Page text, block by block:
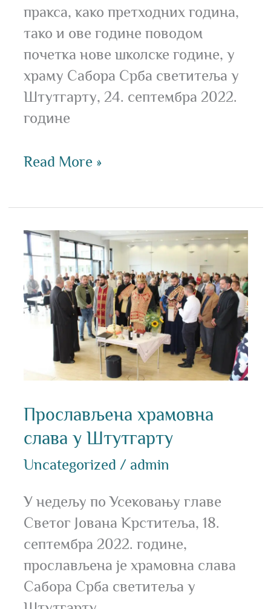
пракса, како претходних година,
тако и ове године поводом
почетка нове школске године, у
храму Сабора Срба светитеља у
Штутгарту, 24. септембра 2022.
године
Read More »
Прослављена храмовна
слава у Штутгарту
Uncategorized / admin
У недељу по Усековању главе
Светог Јована Крститеља, 18.
септембра 2022. године,
прослављена је храмовна слава
Сабора Срба светитеља у
Прослављена
храмовна
слава
у
Штутгарту